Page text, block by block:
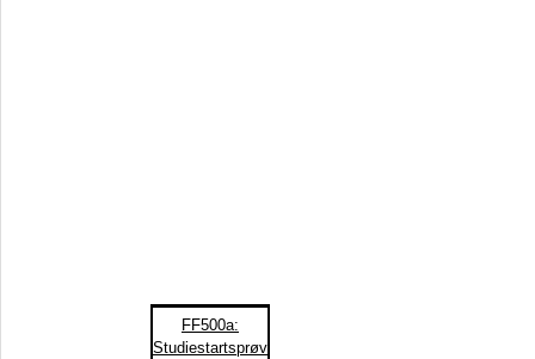
FF500a:
Studiestartsprøv